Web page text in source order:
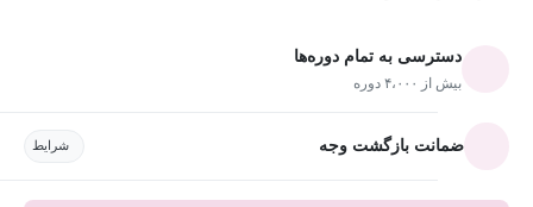
دسترسی به تمام دوره‌ها
بیش از ۴،۰۰۰ دوره
ضمانت بازگشت وجه شرایط